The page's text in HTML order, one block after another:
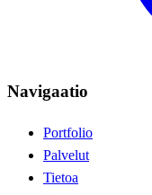
Navigaatio
Portfolio
Palvelut
Tietoa